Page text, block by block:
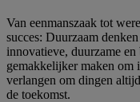
Van eenmanszaak tot
succes: Duurzaam
innovatieve, duurzame
gemakkelijker maken om
verlangen om dingen
de toekomst.